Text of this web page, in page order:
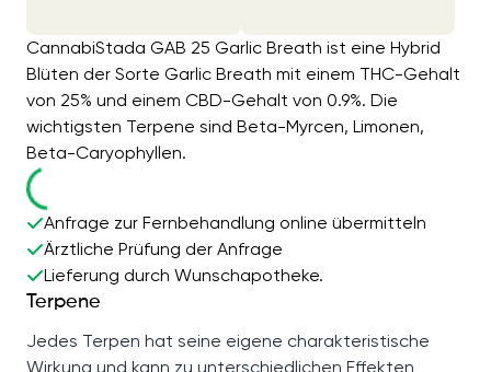
CannabiStada GAB 25 Garlic Breath ist eine Hybrid
Blüten der Sorte Garlic Breath mit einem THC-Gehalt
von 25% und einem CBD-Gehalt von 0.9%. Die
wichtigsten Terpene sind Beta-Myrcen, Limonen,
Beta-Caryophyllen.
Anfrage zur Fernbehandlung online übermitteln
Ärztliche Prüfung der Anfrage
Lieferung durch Wunschapotheke.
Terpene
Jedes Terpen hat seine eigene charakteristische
Wirkung und kann zu unterschiedlichen Effekten